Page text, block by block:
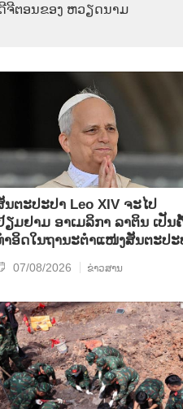
ຈີ​ຕອນ​ຂອງ ຫວຽດ​ນາມ
ນຕະປະປາ Leo XIV ຈະໄປ
ຽມຢາມ ອາເມລິກາ ລາຕິນ ເປັນ
ຳອິດໃນຖານະຕຳແໜ່ງສັນຕະປະ
07/08/2026 ຂ່າວສານ